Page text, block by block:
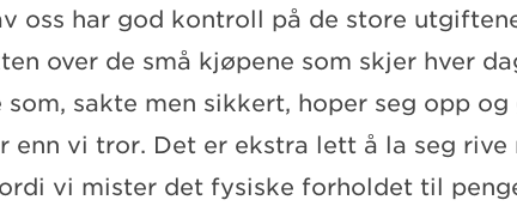
oss har god kontroll på de store
over de små kjøpene som skjer hver
som, sakte men sikkert, hoper seg opp og
enn vi tror. Det er ekstra lett å la seg rive
vi mister det fysiske forholdet til